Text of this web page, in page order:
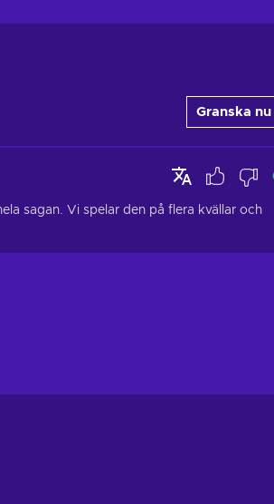
Granska nu
sagan. Vi spelar den på flera kvällar och